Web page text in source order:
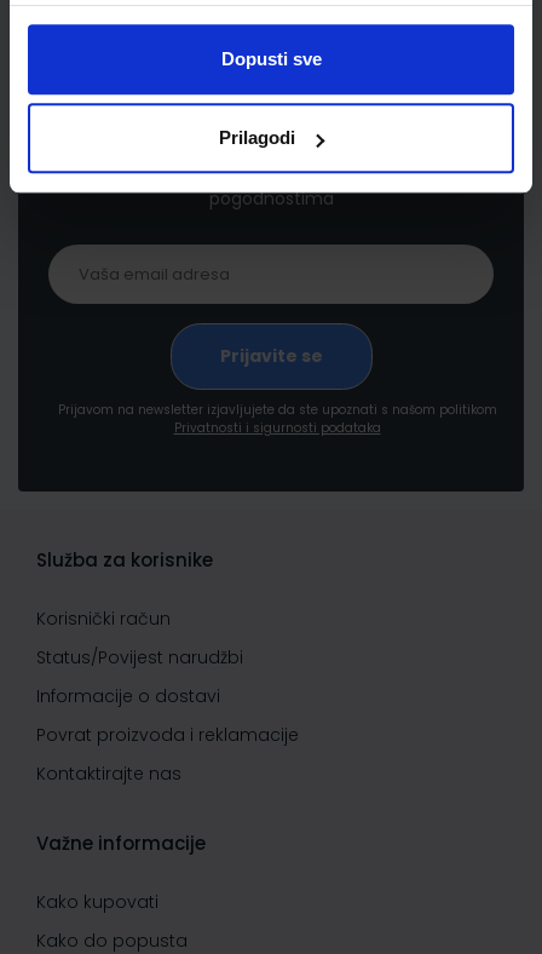
Dopusti sve
Prilagodi
Newsletter prijava
Prijavite se kako bi primali informacije o novim
proizvodima i uslugama, akcijama i drugim
pogodnostima
Prijavom na newsletter izjavljujete da ste upoznati s našom politikom
Privatnosti i sigurnosti podataka
Služba za korisnike
Korisnički račun
Status/Povijest narudžbi
Informacije o dostavi
Povrat proizvoda i reklamacije
Kontaktirajte nas
Važne informacije
Kako kupovati
Kako do popusta